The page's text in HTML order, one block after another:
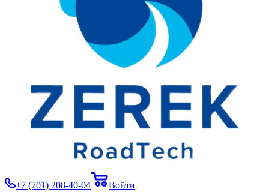
+7 (701) 208-40-04
Войти